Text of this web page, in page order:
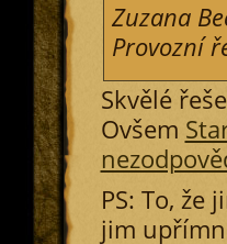
Zuzana
Provozní
Skvělé
Ovšem
PS: To,
jim